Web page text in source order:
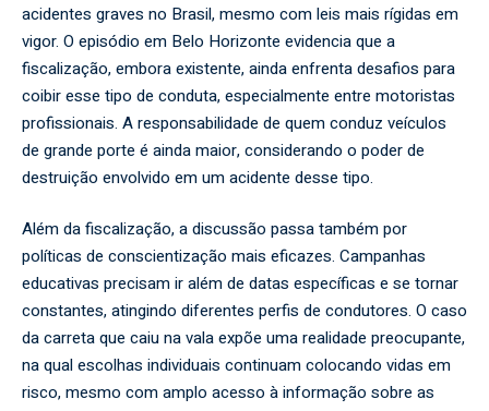
acidentes graves no Brasil, mesmo com leis mais rígidas em
vigor. O episódio em Belo Horizonte evidencia que a
fiscalização, embora existente, ainda enfrenta desafios para
coibir esse tipo de conduta, especialmente entre motoristas
profissionais. A responsabilidade de quem conduz veículos
de grande porte é ainda maior, considerando o poder de
destruição envolvido em um acidente desse tipo.
Além da fiscalização, a discussão passa também por
políticas de conscientização mais eficazes. Campanhas
educativas precisam ir além de datas específicas e se tornar
constantes, atingindo diferentes perfis de condutores. O caso
da carreta que caiu na vala expõe uma realidade preocupante,
na qual escolhas individuais continuam colocando vidas em
risco, mesmo com amplo acesso à informação sobre as